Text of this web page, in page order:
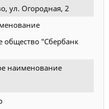
ул. Огородная, 2
общество "Сбербанк
наименование